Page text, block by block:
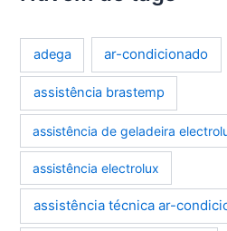
adega ar-condicionado
assistência brastemp
assistência de geladeira
assistência electrolux
assistência técnica ar-